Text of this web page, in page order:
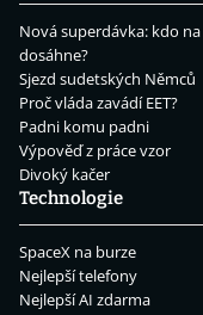
Nová superdávka: kdo
dosáhne?
Sjezd sudetských Němců
Proč vláda zavádí EET?
Padni komu padni
Výpověď z práce vzor
Divoký kačer
Technologie
SpaceX na burze
Nejlepší telefony
Nejlepší AI zdarma